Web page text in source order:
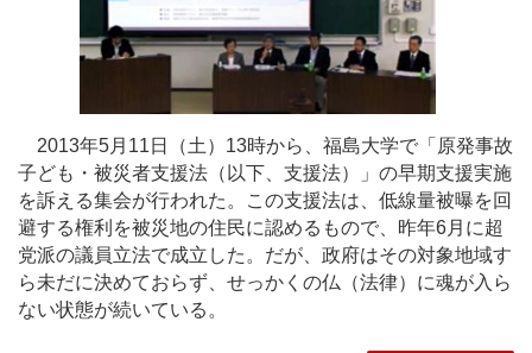
2013年5月11日（土）13時から、福島大学で「原発事故
子ども・被災者支援法（以下、支援法）」の早期支援実施
を訴える集会が行われた。この支援法は、低線量被曝を回
避する権利を被災地の住民に認めるもので、昨年6月に超
党派の議員立法で成立した。だが、政府はその対象地域す
ら未だに決めておらず、せっかくの仏（法律）に魂が入ら
ない状態が続いている。